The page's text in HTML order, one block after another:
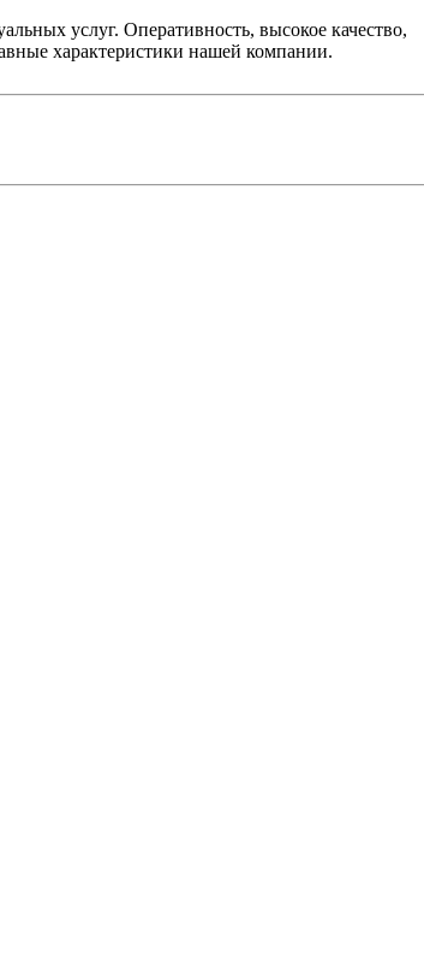
услуг. Оперативность, высокое качество,
характеристики нашей компании.